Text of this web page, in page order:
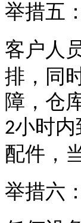
举措五
客户人
排，同
障，仓
2小时内
配件，
举措六